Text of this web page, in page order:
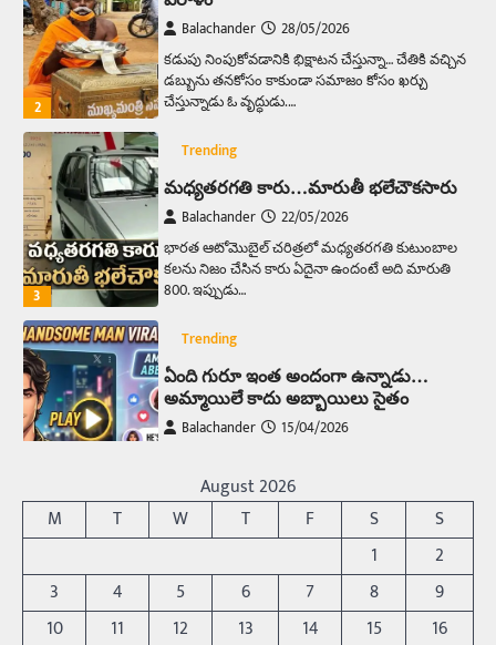
2
Balachander 28/05/2026
కడుపు నింపుకోవడానికి భిక్షాటన చేస్తున్నా… చేతికి వచ్చిన
డబ్బును తనకోసం కాకుండా సమాజం కోసం ఖర్చు
చేస్తున్నాడు ఓ వృద్ధుడు.…
3
Trending
మధ్యతరగతి కారు…మారుతీ భలేచౌకసారు
Balachander 22/05/2026
భారత ఆటోమొబైల్ చరిత్రలో మధ్యతరగతి కుటుంబాల
కలను నిజం చేసిన కారు ఏదైనా ఉందంటే అది మారుతి
800. ఇప్పుడు…
4
Trending
ఏంది గురూ ఇంత అందంగా ఉన్నాడు…
అమ్మాయిలే కాదు అబ్బాయిలు సైతం
Balachander 15/04/2026
బోమ్మ అని పిలుస్తాం. స్పెయిన్‌ అమ్మాయిలు చాలా
అందంగా ఉంటారనే నానుడి…
రోడ్డుపై ఏరులై పారిన బీర్లు… ఘాటుతో
మండుతున్న నోర్లు
Balachander 15/04/2026
August 2026
M
T W T F S
S
1
2
3
4 5 6 7 8
9
10
11 12 13 14 15 16